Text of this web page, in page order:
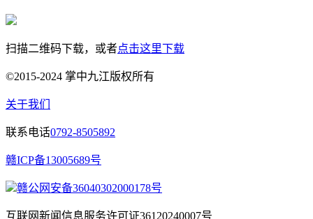
扫描二维码下载，或者点击这里下载
©2015-2024 掌中九江版权所有
关于我们
联系电话0792-8505892
赣ICP备13005689号
赣公网安备36040302000178号
互联网新闻信息服务许可证36120240007号